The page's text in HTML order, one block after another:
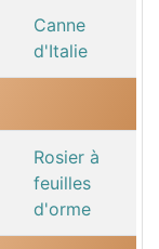
Canne
d'Italie
Rosier à
feuilles
d'orme